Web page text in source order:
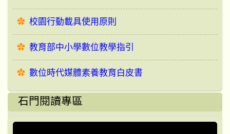
校園行動載具使用原則
教育部中小學數位教學指引
數位時代媒體素養教育白皮書
石門閱讀專區